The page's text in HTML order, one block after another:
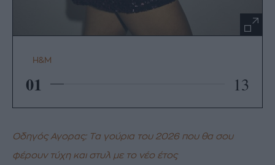
H&M
01 13
Οδηγός Αγορας: Tα γούρια του 2026 που θα σου
φέρουν τύχη και στυλ με το νέο έτος